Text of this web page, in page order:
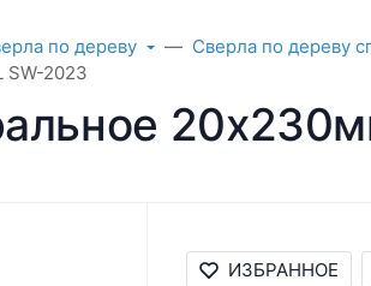
по дереву
Сверла по дереву
SW-2023
ИЗБРАННОЕ